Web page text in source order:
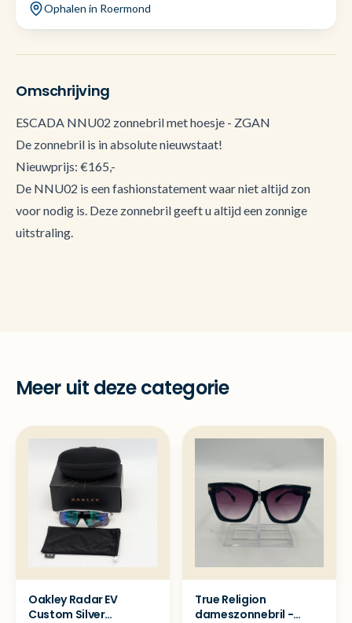
Ophalen in Roermond
Omschrijving
ESCADA NNU02 zonnebril met hoesje - ZGAN
De zonnebril is in absolute nieuwstaat!
Nieuwprijs: €165,-
De NNU02 is een fashionstatement waar niet altijd zon
voor nodig is. Deze zonnebril geeft u altijd een zonnige
uitstraling.
Meer uit deze categorie
Oakley Radar EV
Custom Silver
True Religion
dameszonnebril -